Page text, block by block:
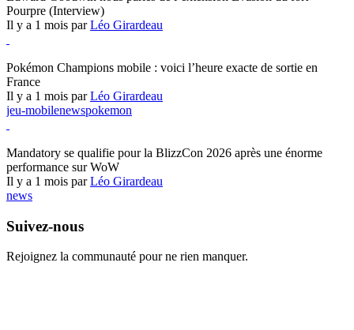
Pourpre (Interview)
Il y a 1 mois parLéo Girardeau
Pokémon Champions mobile : voici l’heure exacte de sortie en
France
Il y a 1 mois parLéo Girardeau
jeu-mobilenewspokemon
Mandatory se qualifie pour la BlizzCon 2026 après une énorme
performance sur WoW
Il y a 1 mois parLéo Girardeau
news
Suivez-nous
Rejoignez la communauté pour ne rien manquer.